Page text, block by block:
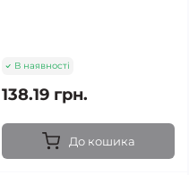
В наявності
138.19 грн.
До кошика